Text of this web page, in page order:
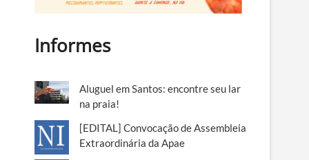
Informes
Aluguel em Santos: encontre seu lar
na praia!
[EDITAL] Convocação de Assembleia
Extraordinária da Apae